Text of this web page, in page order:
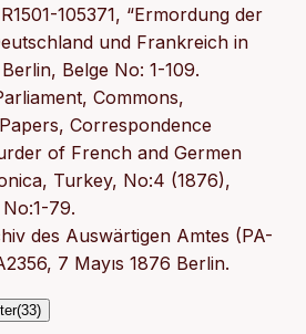
105371, “Ermordung der
und Frankreich in
Belge No: 1-109.
Commons,
Correspondence
of French and Germen
Turkey, No:4 (1876),
79.
des Auswärtigen Amtes (PA-
7 Mayıs 1876 Berlin.